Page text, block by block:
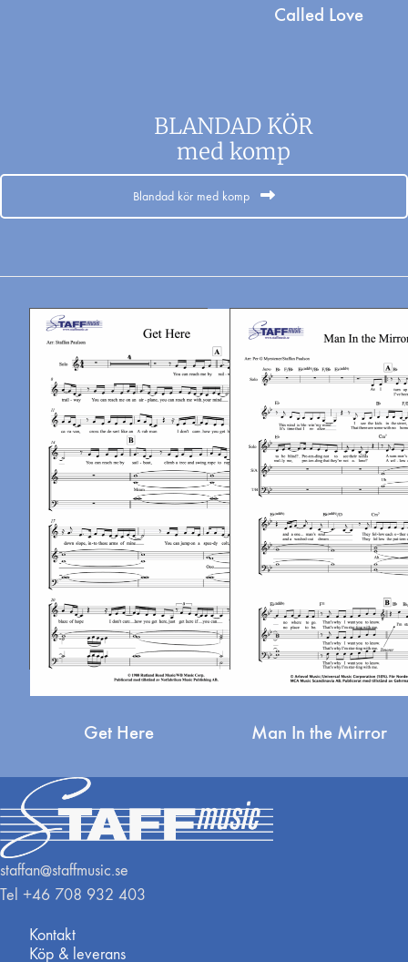
Called Love
BLANDAD KÖR
med komp
Blandad kör med komp
Get Here Man In the Mirror
staffan@staffmusic.se
Tel +46 708 932 403
Kontakt
Köp & leverans